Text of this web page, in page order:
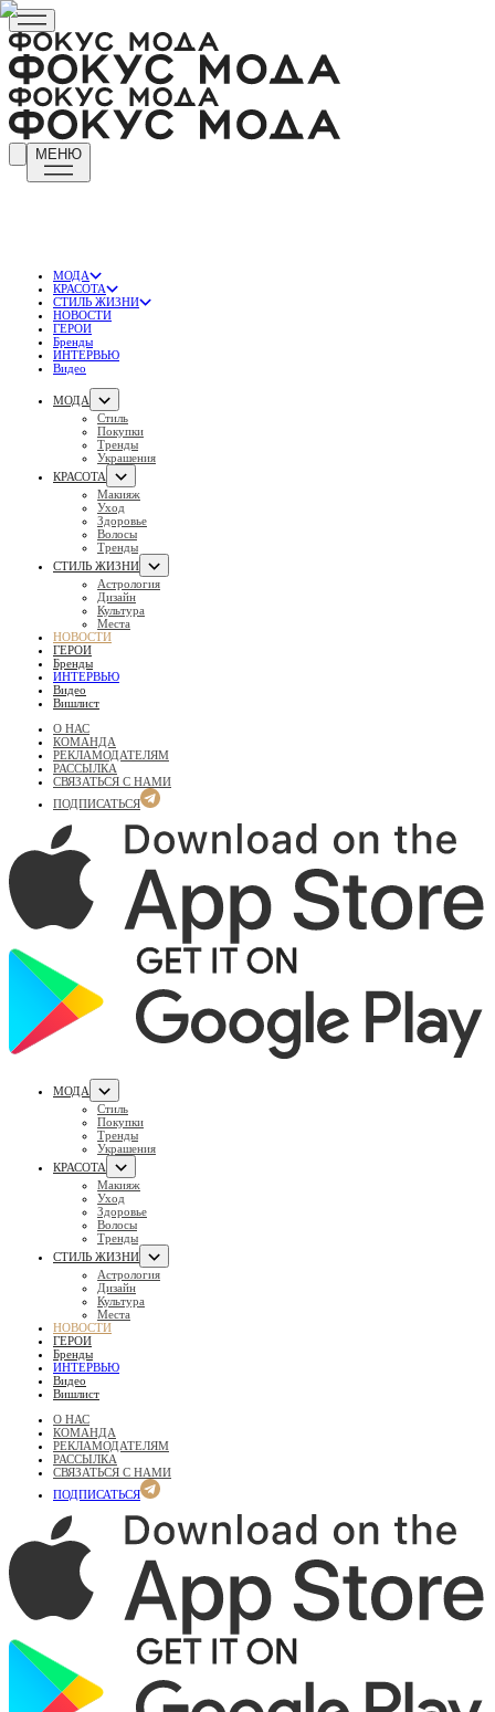
МЕНЮ
МОДА
КРАСОТА
СТИЛЬ ЖИЗНИ
НОВОСТИ
ГЕРОИ
Бренды
ИНТЕРВЬЮ
Видео
МОДА
Стиль
Покупки
Тренды
Украшения
КРАСОТА
Макияж
Уход
Здоровье
Волосы
Тренды
СТИЛЬ ЖИЗНИ
Астрология
Дизайн
Культура
Места
НОВОСТИ
ГЕРОИ
Бренды
ИНТЕРВЬЮ
Видео
Вишлист
О НАС
КОМАНДА
РЕКЛАМОДАТЕЛЯМ
РАССЫЛКА
СВЯЗАТЬСЯ С НАМИ
ПОДПИСАТЬСЯ
МОДА
Стиль
Покупки
Тренды
Украшения
КРАСОТА
Макияж
Уход
Здоровье
Волосы
Тренды
СТИЛЬ ЖИЗНИ
Астрология
Дизайн
Культура
Места
НОВОСТИ
ГЕРОИ
Бренды
ИНТЕРВЬЮ
Видео
Вишлист
О НАС
КОМАНДА
РЕКЛАМОДАТЕЛЯМ
РАССЫЛКА
СВЯЗАТЬСЯ С НАМИ
ПОДПИСАТЬСЯ